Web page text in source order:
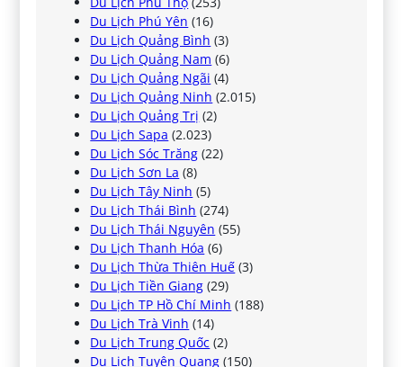
Du Lịch Phú Yên (16)
Du Lịch Quảng Bình (3)
Du Lịch Quảng Nam (6)
Du Lịch Quảng Ngãi (4)
Du Lịch Quảng Ninh (2.015)
Du Lịch Quảng Trị (2)
Du Lịch Sapa (2.023)
Du Lịch Sóc Trăng (22)
Du Lịch Sơn La (8)
Du Lịch Tây Ninh (5)
Du Lịch Thái Bình (274)
Du Lịch Thái Nguyên (55)
Du Lịch Thanh Hóa (6)
Du Lịch Thừa Thiên Huế (3)
Du Lịch Tiền Giang (29)
Du Lịch TP Hồ Chí Minh (188)
Du Lịch Trà Vinh (14)
Du Lịch Trung Quốc (2)
Du Lịch Tuyên Quang (150)